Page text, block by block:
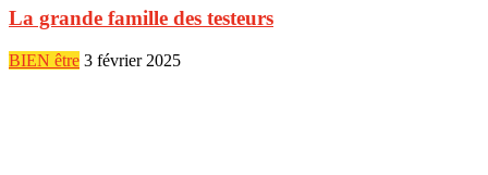
La grande famille des testeurs
BIEN être 3 février 2025